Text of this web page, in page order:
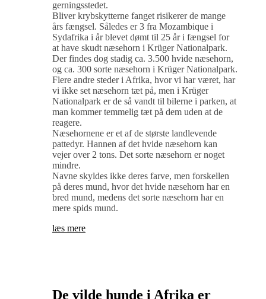
gerningsstedet.
Bliver krybskytterne fanget risikerer de mange
års fængsel. Således er 3 fra Mozambique i
Sydafrika i år blevet dømt til 25 år i fængsel for
at have skudt næsehorn i Krüger Nationalpark.
Der findes dog stadig ca. 3.500 hvide næsehorn,
og ca. 300 sorte næsehorn i Krüger Nationalpark.
Flere andre steder i Afrika, hvor vi har været, har
vi ikke set næsehorn tæt på, men i Krüger
Nationalpark er de så vandt til bilerne i parken, at
man kommer temmelig tæt på dem uden at de
reagere.
Næsehornene er et af de største landlevende
pattedyr. Hannen af det hvide næsehorn kan
vejer over 2 tons. Det sorte næsehorn er noget
mindre.
Navne skyldes ikke deres farve, men forskellen
på deres mund, hvor det hvide næsehorn har en
bred mund, medens det sorte næsehorn har en
mere spids mund.
læs mere
De vilde hunde i Afrika er